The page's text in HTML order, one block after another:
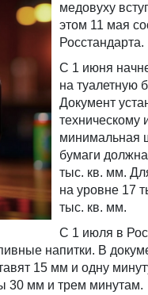
медовуху
этом 11 мая
Росстандарта.
С 1 июня
на туалетную
Документ
техническому
минимальная
бумаги
тыс. кв. мм.
на уровне 17
тыс. кв. мм.
С 1 июля в
напитки. В
15 мм и одну
30 мм и трем минутам.